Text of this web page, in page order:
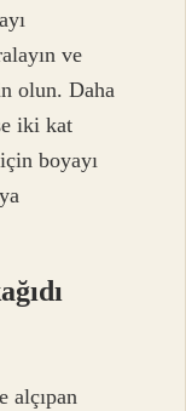
ve
olun. Daha
iki kat
boyayı
alçıpan